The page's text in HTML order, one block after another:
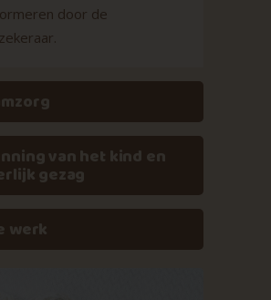
door de
van het kind en
gezag
werk